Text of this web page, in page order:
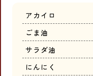
アカイロ
ごま油
サラダ油
にんにく